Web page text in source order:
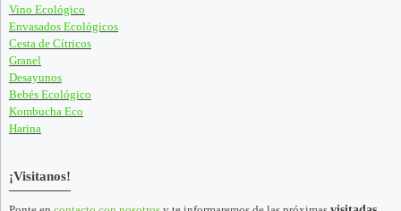
Vino Ecológico
Envasados Ecológicos
Cesta de Cítricos
Granel
Desayunos
Bebés Ecológico
Kombucha Eco
Harina
¡Visitanos!